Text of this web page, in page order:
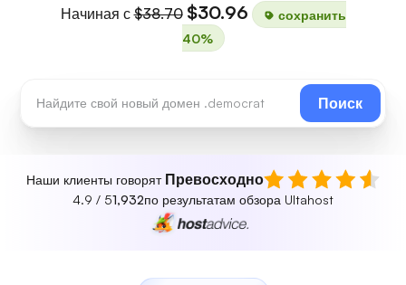
Начиная с$38.70 $30.96
сохранить
40%
Поиск
Наши клиенты говорят Превосходно
4.9 / 51,932по результатам обзора Ultahost